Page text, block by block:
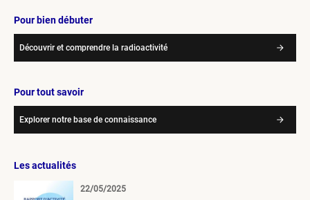
Pour bien débuter
Découvrir et comprendre la radioactivité
Pour tout savoir
Explorer notre base de connaissance
Les actualités
22/05/2025